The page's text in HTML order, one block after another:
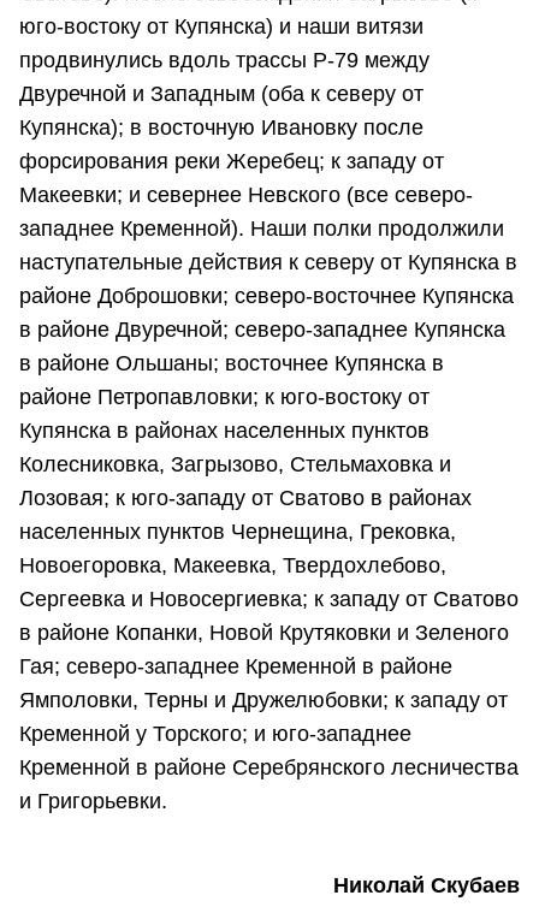
юго-востоку от Купянска) и наши витязи
продвинулись вдоль трассы Р-79 между
Двуречной и Западным (оба к северу от
Купянска); в восточную Ивановку после
форсирования реки Жеребец; к западу от
Макеевки; и севернее Невского (все северо-
западнее Кременной). Наши полки продолжили
наступательные действия к северу от Купянска в
районе Доброшовки; северо-восточнее Купянска
в районе Двуречной; северо-западнее Купянска
в районе Ольшаны; восточнее Купянска в
районе Петропавловки; к юго-востоку от
Купянска в районах населенных пунктов
Колесниковка, Загрызово, Стельмаховка и
Лозовая; к юго-западу от Сватово в районах
населенных пунктов Чернещина, Грековка,
Новоегоровка, Макеевка, Твердохлебово,
Сергеевка и Новосергиевка; к западу от Сватово
в районе Копанки, Новой Крутяковки и Зеленого
Гая; северо-западнее Кременной в районе
Ямполовки, Терны и Дружелюбовки; к западу от
Кременной у Торского; и юго-западнее
Кременной в районе Серебрянского лесничества
и Григорьевки.
Николай Скубаев